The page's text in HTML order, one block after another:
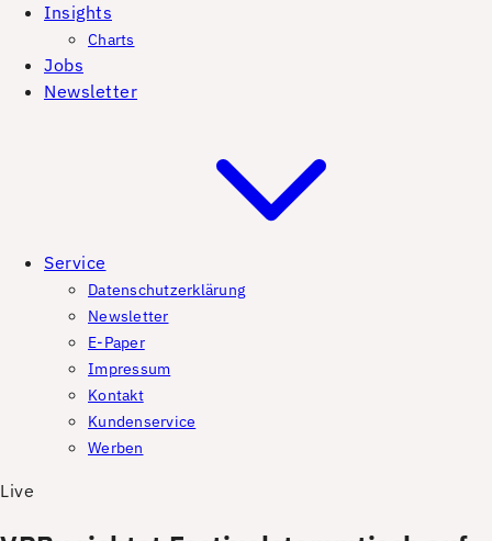
Insights
Charts
Jobs
Newsletter
Service
Datenschutzerklärung
Newsletter
E-Paper
Impressum
Kontakt
Kundenservice
Werben
Live